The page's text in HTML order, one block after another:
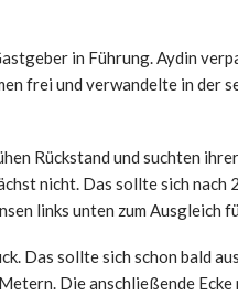
in Führung. Aydin
frei und verwandelte in der
Rückstand und suchten
nicht. Das sollte sich nach
links unten zum Ausgleich
Das sollte sich schon bald
Die anschließende Ecke